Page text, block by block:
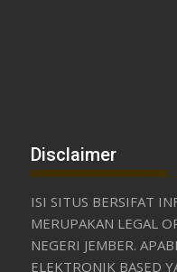
Disclaimer
ISI SITUS BERSIFAT
MERUPAKAN LEGAL
NEGERI JEMBER.
ELEKTRONIK BASED